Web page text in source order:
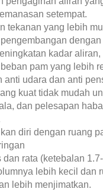
setempat.
yang lebih
kadar aliran,
pam yang lebih
udara dan anti
kuat tidak mudah
dan pelesapan
diri dengan ruang
rata (ketebalan 1.7-
lebih kecil dan
lebih menjimatkan.